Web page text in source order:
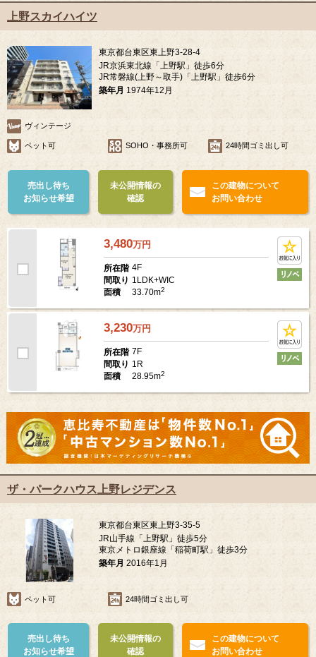
上野スカイハイツ
東京都台東区東上野3-28-4
JR京浜東北線「上野駅」徒歩6分
JR常磐線(上野～取手)「上野駅」徒歩6分
築年月 1974年12月
ヴィンテージ
ペット可 SOHO・事務所可 24時間ゴミ出し可
売出し待ち
お知らせ希望
未公開情報の
確認
この建物について
お問い合わせ
3,480万円
所在階 4F
間取り 1LDK+WIC
面積
33.70m2
3,230万円
所在階 7F
間取り 1R
面積
28.95m2
ザ・パークハウス上野レジデンス
東京都台東区東上野3-35-5
JR山手線「上野駅」徒歩5分
東京メトロ銀座線「稲荷町駅」徒歩3分
築年月 2016年1月
ペット可 24時間ゴミ出し可
売出し待ち
お知らせ希望
未公開情報の
確認
この建物について
お問い合わせ